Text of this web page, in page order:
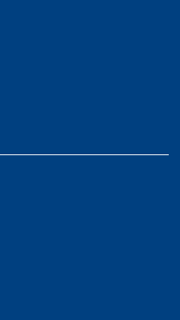
Civile